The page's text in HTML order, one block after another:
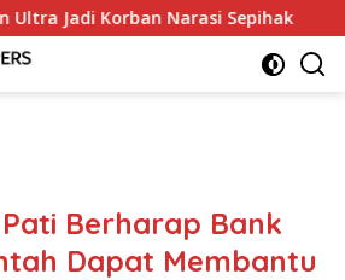
Korban Narasi Sepihak
Pati Berharap Bank
Dapat Membantu